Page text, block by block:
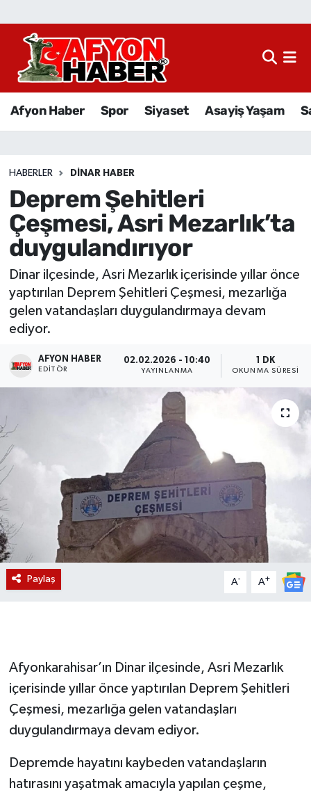
Afyon Haber Spor Siyaset Asayiş Yaşam
HABERLER DINAR HABER
Deprem Şehitleri
Çeşmesi, Asri Mezarlık’ta
duygulandırıyor
Dinar ilçesinde, Asri Mezarlık içerisinde yıllar önce
yaptırılan Deprem Şehitleri Çeşmesi, mezarlığa
gelen vatandaşları duygulandırmaya devam
ediyor.
AFYON HABER
EDITÖR
02.02.2026 - 10:40
YAYINLANMA
1 DK
OKUNMA SÜRESI
Paylaş A- A+
Afyonkarahisar’ın Dinar ilçesinde, Asri Mezarlık
içerisinde yıllar önce yaptırılan Deprem Şehitleri
Çeşmesi, mezarlığa gelen vatandaşları
duygulandırmaya devam ediyor.
Depremde hayatını kaybeden vatandaşların
hatırasını yaşatmak amacıyla yapılan çeşme,
Afyon Haber
Sağlık
Eğitim
Sivil Toplum
Ekonomi
Magazin
Etkinlikler